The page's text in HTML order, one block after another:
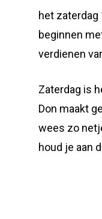
het zaterdag
beginnen
verdienen
Zaterdag is
Don maakt
wees zo
houd je aan